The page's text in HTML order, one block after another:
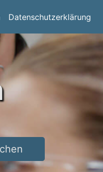
Datenschutzerklärung